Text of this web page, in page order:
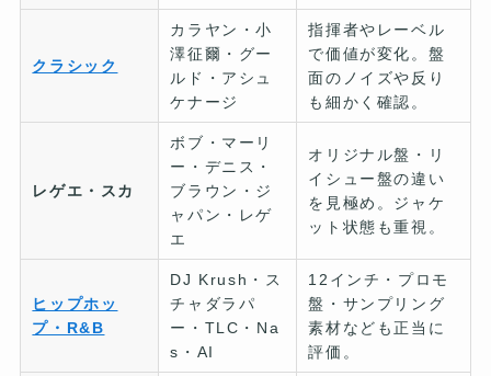
クラシック
カラヤン・小
澤征爾・グー
ルド・アシュ
ケナージ
指揮者やレーベル
で価値が変化。盤
面のノイズや反り
も細かく確認。
レゲエ・スカ
ボブ・マーリ
ー・デニス・
ブラウン・ジ
ャパン・レゲ
エ
オリジナル盤・リ
イシュー盤の違い
を見極め。ジャケ
ット状態も重視。
ヒップホッ
プ・R&B
DJ Krush・ス
チャダラパ
ー・TLC・Na
s・AI
12インチ・プロモ
盤・サンプリング
素材なども正当に
評価。